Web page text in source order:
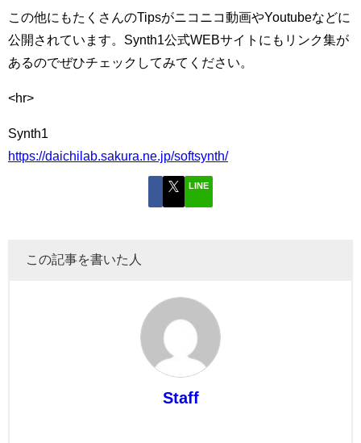
この他にもたくさんのTipsがニコニコ動画やYoutubeなどに
公開されています。Synth1公式WEBサイトにもリンク集が
あるのでぜひチェックしてみてください。
<hr>
Synth1
https://daichilab.sakura.ne.jp/softsynth/
LINE
この記事を書いた人
Staff